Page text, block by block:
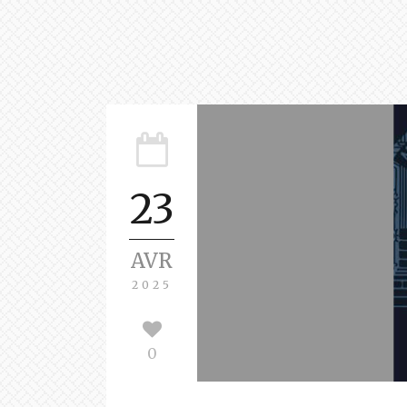
23
AVR
2025
0